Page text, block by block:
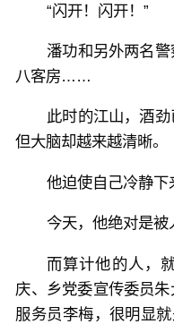
“闪开！闪开！”
潘功和另外两名
八客房……
此时的江山，酒劲
但大脑却越来越清晰。
他迫使自己冷静下
今天，他绝对是被
而算计他的人，
庆、乡党委宣传委员
服务员李梅，很明显